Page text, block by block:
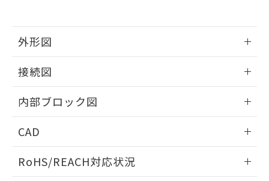
外形図
接続図
内部ブロック図
CAD
ドすることができます。
RoHS/REACH対応状況
また、RoHS指令のフタル酸エステル類４
物質の対応では、対応完了までの期間は出
荷製品に未対応品が混在することから備考
欄に対応日を記載しておりました。
していることから、特段のことがない限
り、2022年1月12日より割愛しておりま
す。